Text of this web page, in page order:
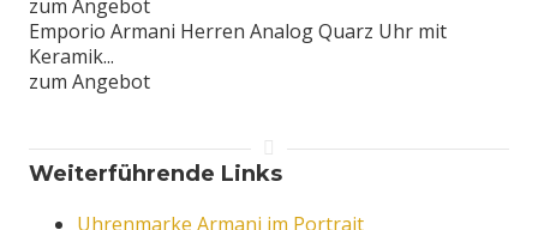
zum Angebot
Emporio Armani Herren Analog Quarz Uhr mit
Keramik...
zum Angebot
Weiterführende Links
Uhrenmarke Armani im Portrait